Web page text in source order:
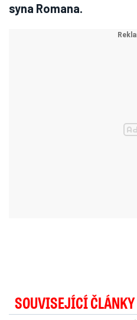
syna Romana.
SOUVISEJÍCÍ ČLÁNKY